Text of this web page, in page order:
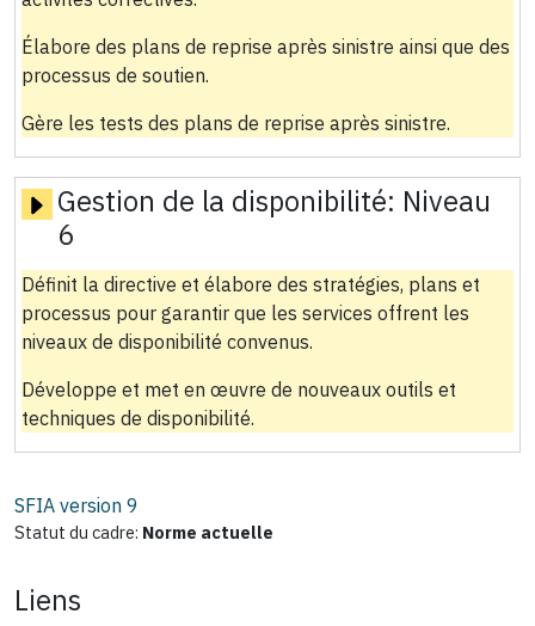
Élabore des plans de reprise après sinistre ainsi que des
processus de soutien.
Gère les tests des plans de reprise après sinistre.
Gestion de la disponibilité: Niveau
6
Définit la directive et élabore des stratégies, plans et
processus pour garantir que les services offrent les
niveaux de disponibilité convenus.
Développe et met en œuvre de nouveaux outils et
techniques de disponibilité.
SFIA version 9
Statut du cadre: Norme actuelle
Liens